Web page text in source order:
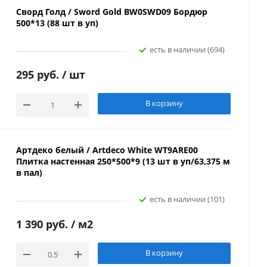
Сворд Голд / Sword Gold BW0SWD09 Бордюр
500*13 (88 шт в уп)
Есть в наличии (694)
295 руб. / шт
В корзину
Артдеко белый / Artdeco White WT9ARE00
Плитка настенная 250*500*9 (13 шт в уп/63,375 м
в пал)
Есть в наличии (101)
1 390 руб. / м2
В корзину